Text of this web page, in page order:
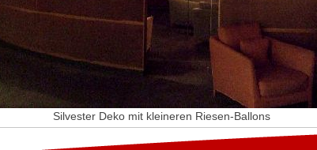
Silvester Deko mit kleineren Riesen-Ballons